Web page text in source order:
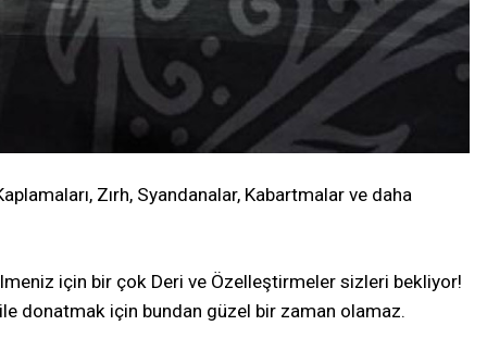
Zırh, Syandanalar, Kabartmalar ve daha
için bir çok Deri ve Özelleştirmeler sizleri bekliyor!
donatmak için bundan güzel bir zaman olamaz.